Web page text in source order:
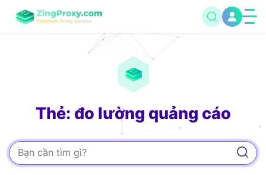
Thẻ: đo lường quảng cáo